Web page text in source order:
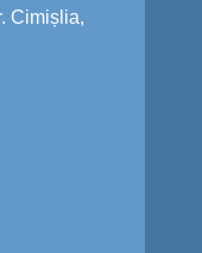
Cimișlia,